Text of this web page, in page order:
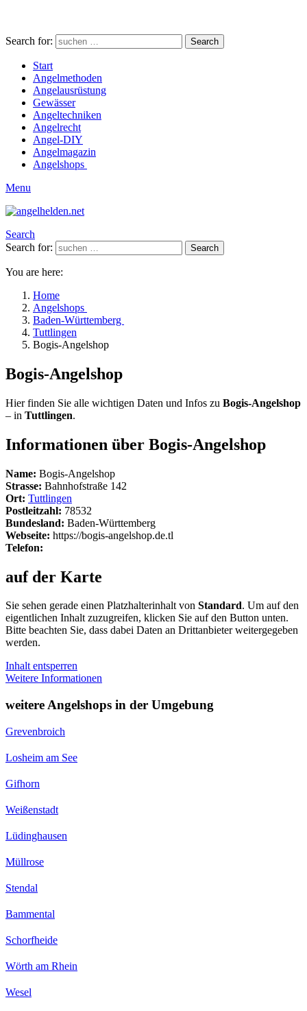
Search for: Search
Start
Angelmethoden
Angelausrüstung
Gewässer
Angeltechniken
Angelrecht
Angel-DIY
Angelmagazin
Angelshops
Menu
Search
Search for:
Search
You are here:
Home
Angelshops
Baden-Württemberg
Tuttlingen
Bogis-Angelshop
Bogis-Angelshop
Hier finden Sie alle wichtigen Daten und Infos zu Bogis-Angelshop
– in Tuttlingen.
Informationen über Bogis-Angelshop
Name: Bogis-Angelshop
Strasse: Bahnhofstraße 142
Ort: Tuttlingen
Postleitzahl: 78532
Bundesland: Baden-Württemberg
Webseite: https://bogis-angelshop.de.tl
Telefon:
auf der Karte
Sie sehen gerade einen Platzhalterinhalt von Standard. Um auf den
eigentlichen Inhalt zuzugreifen, klicken Sie auf den Button unten.
Bitte beachten Sie, dass dabei Daten an Drittanbieter weitergegeben
werden.
Inhalt entsperren
Weitere Informationen
weitere Angelshops in der Umgebung
Grevenbroich
Losheim am See
Gifhorn
Weißenstadt
Lüdinghausen
Müllrose
Stendal
Bammental
Schorfheide
Wörth am Rhein
Wesel